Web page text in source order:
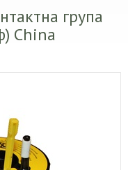
група
China